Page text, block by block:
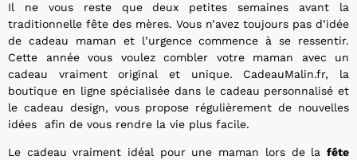
Il ne vous reste que deux petites semaines avant la
traditionnelle fête des mères. Vous n’avez toujours pas d’idée
de cadeau maman et l’urgence commence à se ressentir.
Cette année vous voulez combler votre maman avec un
cadeau vraiment original et unique. CadeauMalin.fr, la
boutique en ligne spécialisée dans le cadeau personnalisé et
le cadeau design, vous propose régulièrement de nouvelles
idées afin de vous rendre la vie plus facile.
Le cadeau vraiment idéal pour une maman lors de la fête